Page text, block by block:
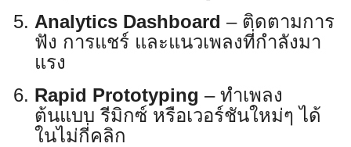
Analytics Dashboard – ติดตามการ
ฟัง การแชร์ และแนวเพลงที่กำลังมา
แรง
Rapid Prototyping – ทำเพลง
ต้นแบบ รีมิกซ์ หรือเวอร์ชันใหม่ๆ ได้
ในไม่กี่คลิก